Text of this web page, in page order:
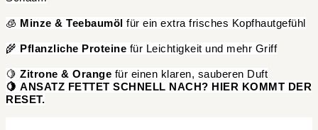
🧊 Minze & Teebaumöl für ein extra frisches Kopfhautgefühl
🌾 Pflanzliche Proteine für Leichtigkeit und mehr Griff
🍋 Zitrone & Orange für einen klaren, sauberen Duft
🍋 ANSATZ FETTET SCHNELL NACH? HIER KOMMT DER
RESET.